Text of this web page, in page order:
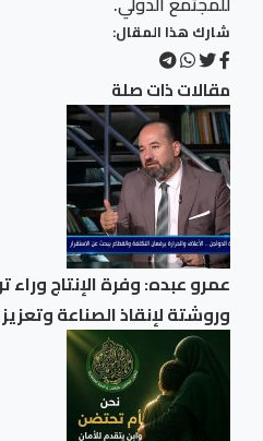
شارك هذا المقال:
مقالات ذات صلة
عمرو عبده: وفرة الإنتاج وراء
وروشتة لإنقاذ الصناعة